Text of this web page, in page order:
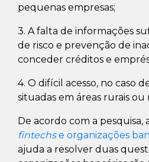
pequenas empresas;
3. A falta de informações
de risco e prevenção de
conceder créditos e
4. O difícil acesso, no caso
situadas em áreas rurais ou
De acordo com a pesquisa,
fintechse organizações
ajuda a resolver duas